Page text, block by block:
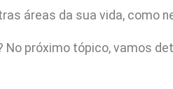
áreas da sua vida, como
próximo tópico, vamos